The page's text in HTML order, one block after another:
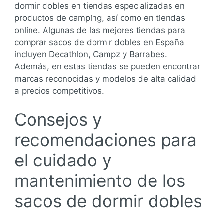
dormir dobles en tiendas especializadas en
productos de camping, así como en tiendas
online. Algunas de las mejores tiendas para
comprar sacos de dormir dobles en España
incluyen Decathlon, Campz y Barrabes.
Además, en estas tiendas se pueden encontrar
marcas reconocidas y modelos de alta calidad
a precios competitivos.
Consejos y
recomendaciones para
el cuidado y
mantenimiento de los
sacos de dormir dobles